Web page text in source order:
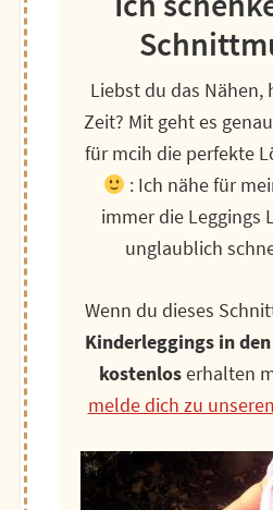
Liebst du das Nähen,
Zeit? Mit geht es
für mcih die perfekte
: Ich nähe für
immer die Leggings
unglaublich
Wenn du dieses
Kinderleggings in
kostenloserhalten
melde dich zu